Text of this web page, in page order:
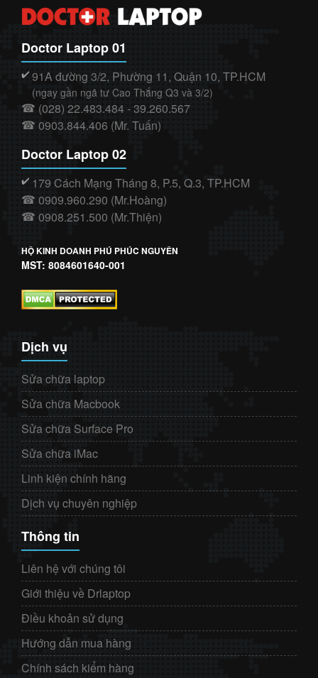
Doctor Laptop 01
✔️ 91A đường 3/2, Phường 11, Quận 10, TP.HCM
(ngay gần ngã tư Cao Thắng Q3 và 3/2)
☎ (028) 22.483.484 - 39.260.567
☎ 0903.844.406 (Mr. Tuấn)
Doctor Laptop 02
✔️ 179 Cách Mạng Tháng 8, P.5, Q.3, TP.HCM
☎ 0909.960.290 (Mr.Hoàng)
☎ 0908.251.500 (Mr.Thiện)
HỘ KINH DOANH PHÚ PHÚC NGUYÊN
MST: 8084601640-001
Dịch vụ
Sửa chữa laptop
Sửa chữa Macbook
Sửa chữa Surface Pro
Sửa chữa iMac
Linh kiện chính hãng
Dịch vụ chuyên nghiệp
Thông tin
Liên hệ với chúng tôi
Giới thiệu về Drlaptop
Điều khoản sử dụng
Hướng dẫn mua hàng
Chính sách kiểm hàng